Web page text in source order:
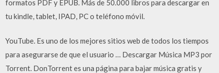
formatos PDF y EPUB. Más de 50.000 libros para descargar en
tu kindle, tablet, IPAD, PC o teléfono móvil.
YouTube. Es uno de los mejores sitios web de todos los tiempos
para asegurarse de que el usuario … Descargar Música MP3 por
Torrent. DonTorrent es una página para bajar música gratis y